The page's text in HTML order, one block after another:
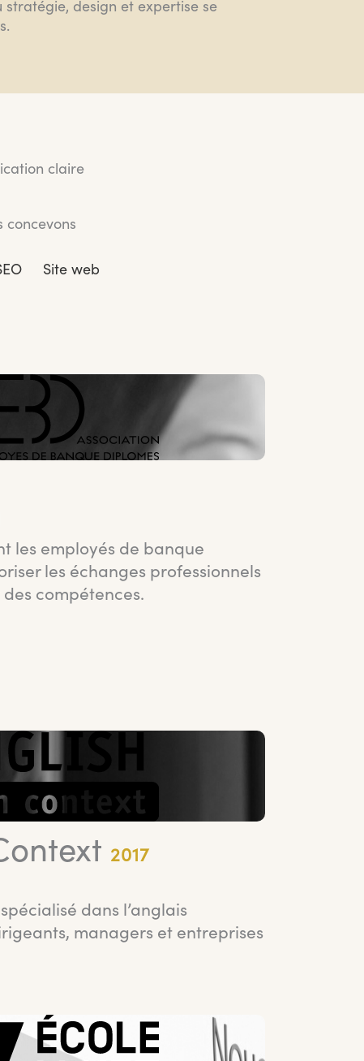
stratégie, design et expertise se
claire
Site web
les employés de banque
les échanges professionnels
compétences.
2017
dans l’anglais
managers et entreprises